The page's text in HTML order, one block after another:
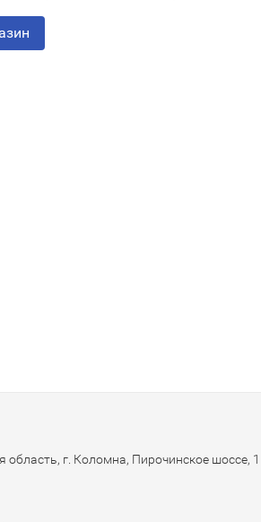
область, г. Коломна, Пирочинское шоссе,